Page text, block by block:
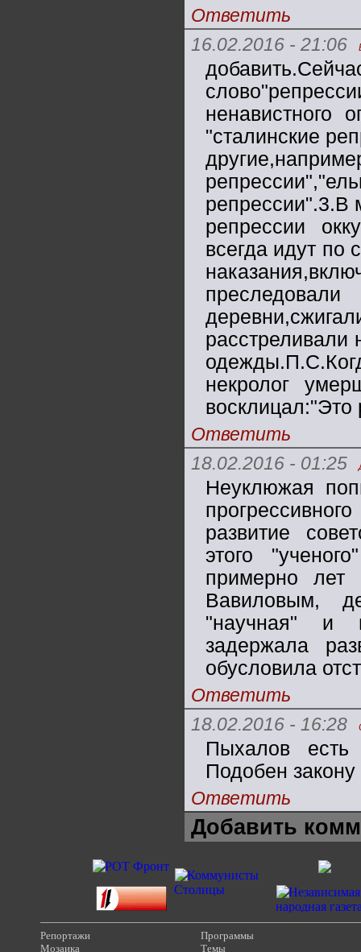
Ответить
16.02.2016 - 21:06
ненавистного
"сталинские
репрессии".3.В
репрессии
всегда идут по
расстреливали
некролог
восклицал:"Это
Ответить
18.02.2016 - 01:25
Неуклюжая
развитие
этого
примерно
Вавиловым,
"научная" и
задержала
обусловила
Ответить
18.02.2016 - 16:28
Пыхалов
Подобен
Ответить
Добавить
Репортажи
Мозаика
Программы
Темы